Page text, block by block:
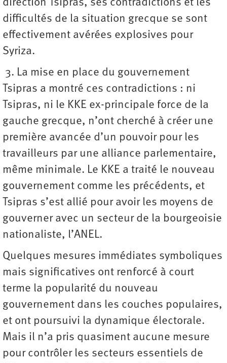
direction Tsipras, ses contradictions et les
difficultés de la situation grecque se sont
effectivement avérées explosives pour
Syriza.
3. La mise en place du gouvernement
Tsipras a montré ces contradictions : ni
Tsipras, ni le KKE ex-principale force de la
gauche grecque, n’ont cherché à créer une
première avancée d’un pouvoir pour les
travailleurs par une alliance parlementaire,
même minimale. Le KKE a traité le nouveau
gouvernement comme les précédents, et
Tsipras s’est allié pour avoir les moyens de
gouverner avec un secteur de la bourgeoisie
nationaliste, l’ANEL.
Quelques mesures immédiates symboliques
mais significatives ont renforcé à court
terme la popularité du nouveau
gouvernement dans les couches populaires,
et ont poursuivi la dynamique électorale.
Mais il n’a pris quasiment aucune mesure
pour contrôler les secteurs essentiels de